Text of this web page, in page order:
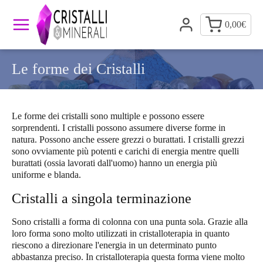
0,00€
Le forme dei Cristalli
Le forme dei cristalli sono multiple e possono essere
sorprendenti. I cristalli possono assumere diverse forme in
natura. Possono anche essere grezzi o burattati. I cristalli grezzi
sono ovviamente più potenti e carichi di energia mentre quelli
burattati (ossia lavorati dall'uomo) hanno un energia più
uniforme e blanda.
Cristalli a singola terminazione
Sono cristalli a forma di colonna con una punta sola. Grazie alla
loro forma sono molto utilizzati in cristalloterapia in quanto
riescono a direzionare l'energia in un determinato punto
abbastanza preciso. In cristalloterapia questa forma viene molto